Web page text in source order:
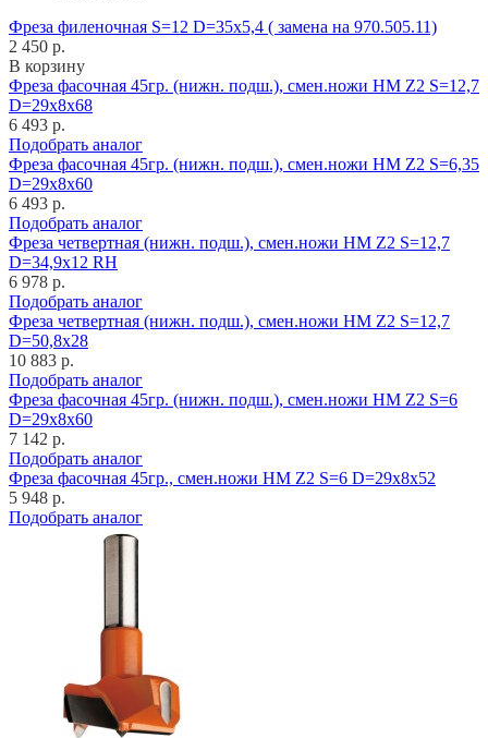
Фреза филеночная S=12 D=35x5,4 ( замена на 970.505.11)
2 450 р.
В корзину
Фреза фасочная 45гр. (нижн. подш.), смен.ножи HM Z2 S=12,7
D=29x8x68
6 493 р.
Подобрать аналог
Фреза фасочная 45гр. (нижн. подш.), смен.ножи HM Z2 S=6,35
D=29x8x60
6 493 р.
Подобрать аналог
Фреза четвертная (нижн. подш.), смен.ножи HM Z2 S=12,7
D=34,9x12 RH
6 978 р.
Подобрать аналог
Фреза четвертная (нижн. подш.), смен.ножи HM Z2 S=12,7
D=50,8x28
10 883 р.
Подобрать аналог
Фреза фасочная 45гр. (нижн. подш.), смен.ножи HM Z2 S=6
D=29x8x60
7 142 р.
Подобрать аналог
Фреза фасочная 45гр., смен.ножи HM Z2 S=6 D=29x8x52
5 948 р.
Подобрать аналог